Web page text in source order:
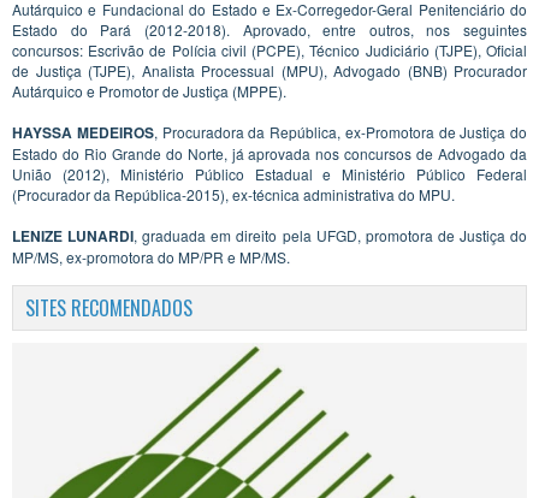
Autárquico e Fundacional do Estado e Ex-Corregedor-Geral Penitenciário do
Estado do Pará (2012-2018). Aprovado, entre outros, nos seguintes
concursos: Escrivão de Polícia civil (PCPE), Técnico Judiciário (TJPE), Oficial
de Justiça (TJPE), Analista Processual (MPU), Advogado (BNB) Procurador
Autárquico e Promotor de Justiça (MPPE).
HAYSSA MEDEIROS, Procuradora da República, ex-Promotora de Justiça do
Estado do Rio Grande do Norte, já aprovada nos concursos de Advogado da
União (2012), Ministério Público Estadual e Ministério Público Federal
(Procurador da República-2015), ex-técnica administrativa do MPU.
LENIZE LUNARDI, graduada em direito pela UFGD, promotora de Justiça do
MP/MS, ex-promotora do MP/PR e MP/MS.
SITES RECOMENDADOS